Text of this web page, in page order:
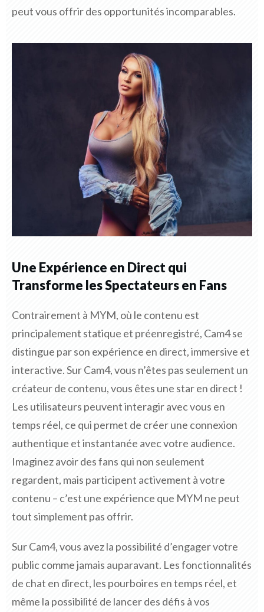
peut vous offrir des opportunités incomparables.
Une Expérience en Direct qui
Transforme les Spectateurs en Fans
Contrairement à MYM, où le contenu est
principalement statique et préenregistré, Cam4 se
distingue par son expérience en direct, immersive et
interactive. Sur Cam4, vous n’êtes pas seulement un
créateur de contenu, vous êtes une star en direct !
Les utilisateurs peuvent interagir avec vous en
temps réel, ce qui permet de créer une connexion
authentique et instantanée avec votre audience.
Imaginez avoir des fans qui non seulement
regardent, mais participent activement à votre
contenu – c’est une expérience que MYM ne peut
tout simplement pas offrir.
Sur Cam4, vous avez la possibilité d’engager votre
public comme jamais auparavant. Les fonctionnalités
de chat en direct, les pourboires en temps réel, et
même la possibilité de lancer des défis à vos